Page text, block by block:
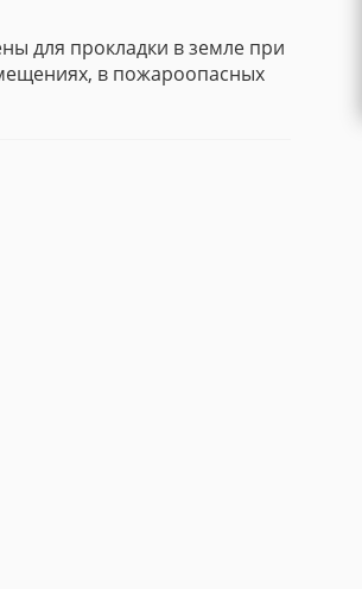
для прокладки в земле при
в пожароопасных